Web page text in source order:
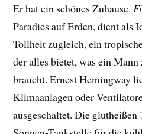
Er hat ein schönes Zuhause.
Paradies auf Erden, dient als
Tollheit zugleich, ein
der alles bietet, was ein
braucht. Ernest Hemingway
Klimaanlagen oder
ausgeschaltet. Die glutheißen